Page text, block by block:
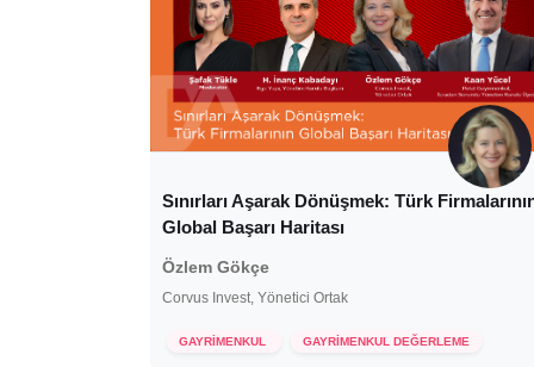
Sınırları Aşarak Dönüşmek: Türk
Global Başarı Haritası
Özlem Gökçe
Corvus Invest, Yönetici Ortak
GAYRİMENKUL GAYRİMENKUL DEĞERLEME